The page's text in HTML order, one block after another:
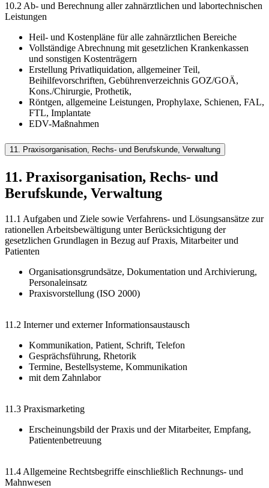
10.2 Ab- und Berechnung aller zahnärztlichen und labortechnischen
Leistungen
Heil- und Kostenpläne für alle zahnärztlichen Bereiche
Vollständige Abrechnung mit gesetzlichen Krankenkassen
und sonstigen Kostenträgern
Erstellung Privatliquidation, allgemeiner Teil,
Beihilfevorschriften, Gebührenverzeichnis GOZ/GOÄ,
Kons./Chirurgie, Prothetik,
Röntgen, allgemeine Leistungen, Prophylaxe, Schienen, FAL,
FTL, Implantate
EDV-Maßnahmen
11. Praxisorganisation, Rechs- und Berufskunde, Verwaltung
11. Praxisorganisation, Rechs- und
Berufskunde, Verwaltung
11.1 Aufgaben und Ziele sowie Verfahrens- und Lösungsansätze zur
rationellen Arbeitsbewältigung unter Berücksichtigung der
gesetzlichen Grundlagen in Bezug auf Praxis, Mitarbeiter und
Patienten
Organisationsgrundsätze, Dokumentation und Archivierung,
Personaleinsatz
Praxisvorstellung (ISO 2000)
11.2 Interner und externer Informationsaustausch
Kommunikation, Patient, Schrift, Telefon
Gesprächsführung, Rhetorik
Termine, Bestellsysteme, Kommunikation
mit dem Zahnlabor
11.3 Praxismarketing
Erscheinungsbild der Praxis und der Mitarbeiter, Empfang,
Patientenbetreuung
11.4 Allgemeine Rechtsbegriffe einschließlich Rechnungs- und
Mahnwesen